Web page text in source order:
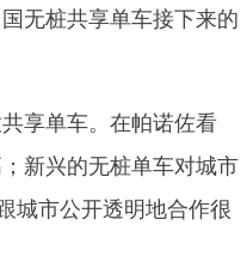
无桩共享单车接下来的
享单车。在帕诺佐看
新兴的无桩单车对城市
城市公开透明地合作很